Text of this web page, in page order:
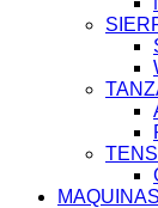
MAQUINAS